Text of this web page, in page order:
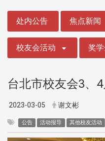
处内公告 焦点新闻
校友会活动 奖
台北市校友会3、
2023-03-05 谢文彬
公告 活动报导 其他校友活动